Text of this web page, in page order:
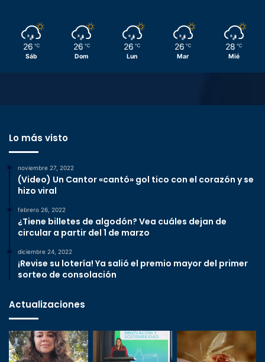
26 ℃
Sáb
26 ℃
Dom
26 ℃
Lun
26 ℃
Mar
28 ℃
Mié
Lo más visto
noviembre 27, 2022
(Video) Un Cantor «cantó» gol tico con el corazón y se
hizo viral
febrero 26, 2022
¿Tiene billetes de algodón? Vea cuáles dejan de
circular a partir del 1 de marzo
diciembre 24, 2022
¡Revise su lotería! Ya salió el premio mayor del primer
sorteo de consolación
Actualizaciones